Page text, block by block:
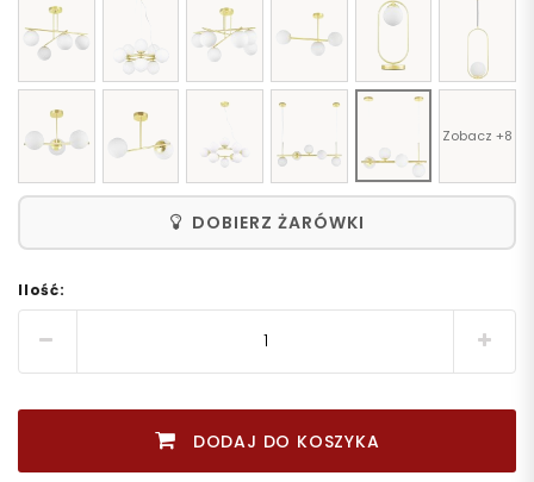
Zobacz +8
DOBIERZ ŻARÓWKI
Ilość:
DODAJ DO KOSZYKA